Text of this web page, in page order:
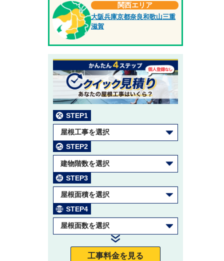
関西エリア
大阪兵庫京都奈良和歌山三重
滋賀
STEP1
屋根工事を選択
STEP2
建物階数を選択
STEP3
屋根面積を選択
STEP4
屋根面数を選択
工事料金を見る